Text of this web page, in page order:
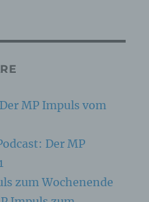
MP Impuls vom
Der MP
zum Wochenende
von dem für die